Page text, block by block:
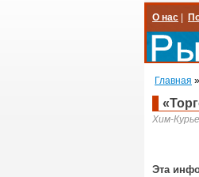
О нас
Главная »
Хим-
Эта